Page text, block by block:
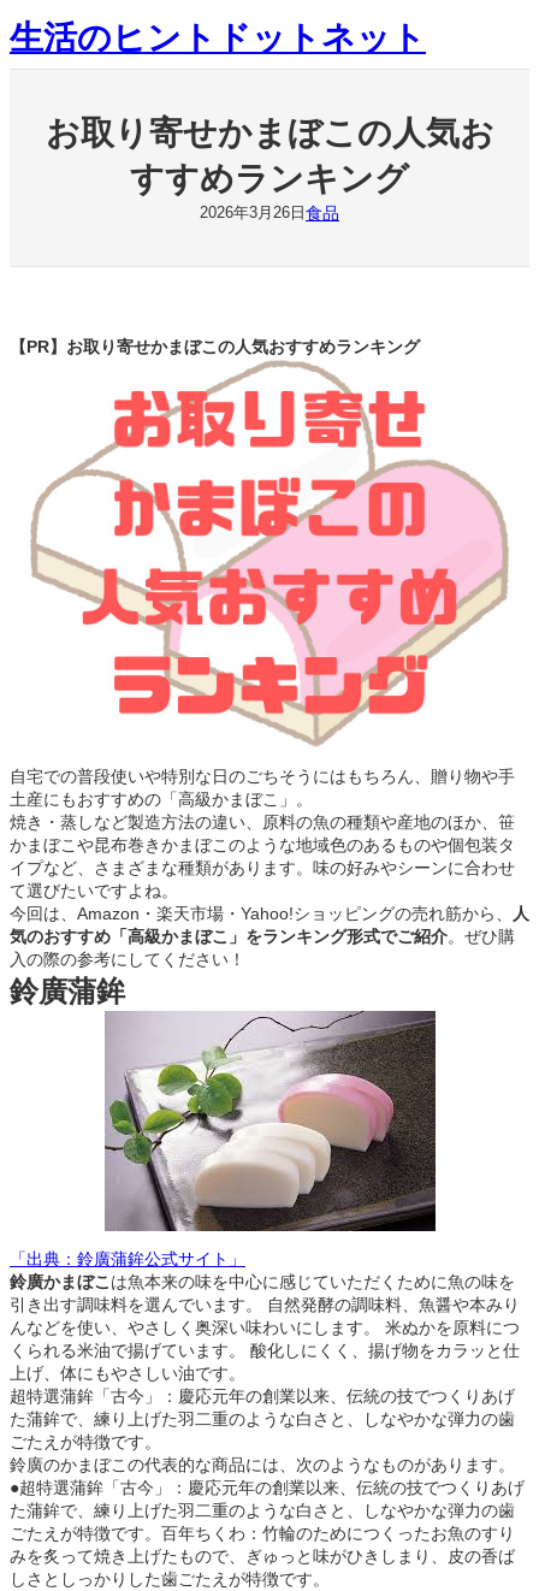
内
容
を
生活のヒントドットネット
お取り寄せかまぼこの人気お
すすめランキング
2026年3月26日 食品
【PR】 お取り寄せかまぼこの人気おすすめランキング
自宅での普段使いや特別な日のごちそうにはもちろん、贈り物や手
土産にもおすすめの「高級かまぼこ」。
焼き・蒸しなど製造方法の違い、原料の魚の種類や産地のほか、笹
かまぼこや昆布巻きかまぼこのような地域色のあるものや個包装タ
イプなど、さまざまな種類があります。味の好みやシーンに合わせ
て選びたいですよね。
今回は、Amazon・楽天市場・Yahoo!ショッピングの売れ筋から、
人
気のおすすめ「高級かまぼこ」をランキング形式でご紹介。ぜひ購
入の際の参考にしてください！
鈴廣蒲鉾
「出典：鈴廣蒲鉾公式サイト」
鈴廣かまぼこ は魚本来の味を中心に感じていただくために魚の味を
引き出す調味料を選んでいます。 自然発酵の調味料、魚醤や本みり
んなどを使い、やさしく奥深い味わいにします。 米ぬかを原料につ
くられる米油で揚げています。 酸化しにくく、揚げ物をカラッと仕
上げ、体にもやさしい油です。
超特選蒲鉾「古今」：慶応元年の創業以来、伝統の技でつくりあげ
た蒲鉾で、練り上げた羽二重のような白さと、しなやかな弾力の歯
ごたえが特徴です。
鈴廣のかまぼこの代表的な商品には、次のようなものがあります。
●超特選蒲鉾「古今」：慶応元年の創業以来、伝統の技でつくりあげ
た蒲鉾で、練り上げた羽二重のような白さと、しなやかな弾力の歯
ごたえが特徴です。百年ちくわ：竹輪のためにつくったお魚のすり
みを炙って焼き上げたもので、ぎゅっと味がひきしまり、皮の香ば
しさとしっかりした歯ごたえが特徴です。